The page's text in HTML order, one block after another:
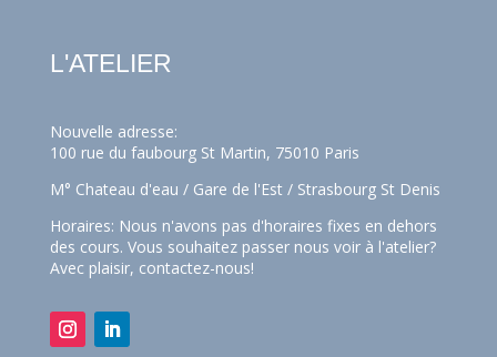
L'ATELIER
Nouvelle adresse:
100 rue du faubourg St Martin, 75010 Paris
M° Chateau d'eau / Gare de l'Est / Strasbourg St Denis
Horaires: Nous n'avons pas d'horaires fixes en dehors
des cours. Vous souhaitez passer nous voir à l'atelier?
Avec plaisir, contactez-nous!